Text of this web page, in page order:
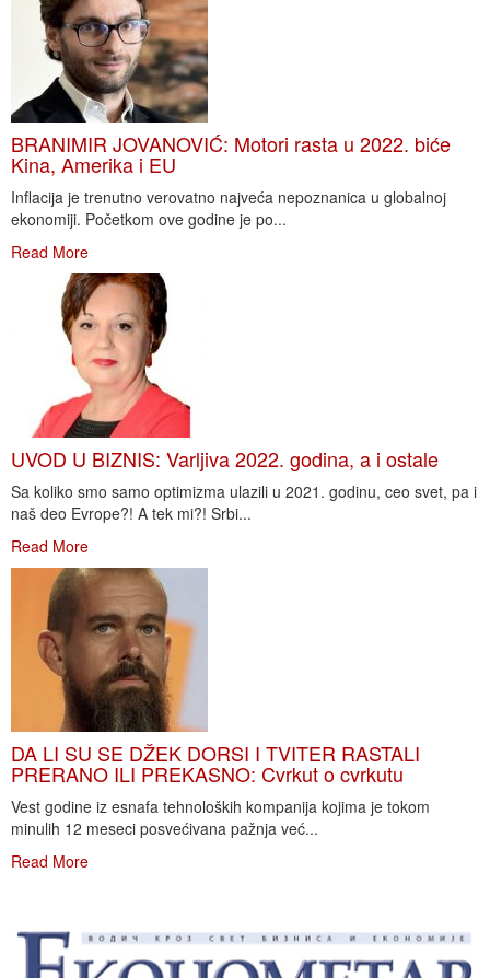
BRANIMIR JOVANOVIĆ: Motori rasta u 2022. biće
Kina, Amerika i EU
Inflacija je trenutno verovatno najveća nepoznanica u globalnoj
ekonomiji. Početkom ove godine je po...
Read More
UVOD U BIZNIS: Varljiva 2022. godina, a i ostale
Sa koliko smo samo optimizma ulazili u 2021. godinu, ceo svet, pa i
naš deo Evrope?! A tek mi?! Srbi...
Read More
DA LI SU SE DŽEK DORSI I TVITER RASTALI
PRERANO ILI PREKASNO: Cvrkut o cvrkutu
Vest godine iz esnafa tehnoloških kompanija kojima je tokom
minulih 12 meseci posvećivana pažnja već...
Read More